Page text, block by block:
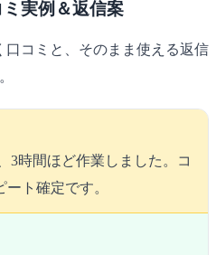
実例＆返信案
口コミと、そのまま使える返信
3時間ほど作業しました。コ
ト確定です。